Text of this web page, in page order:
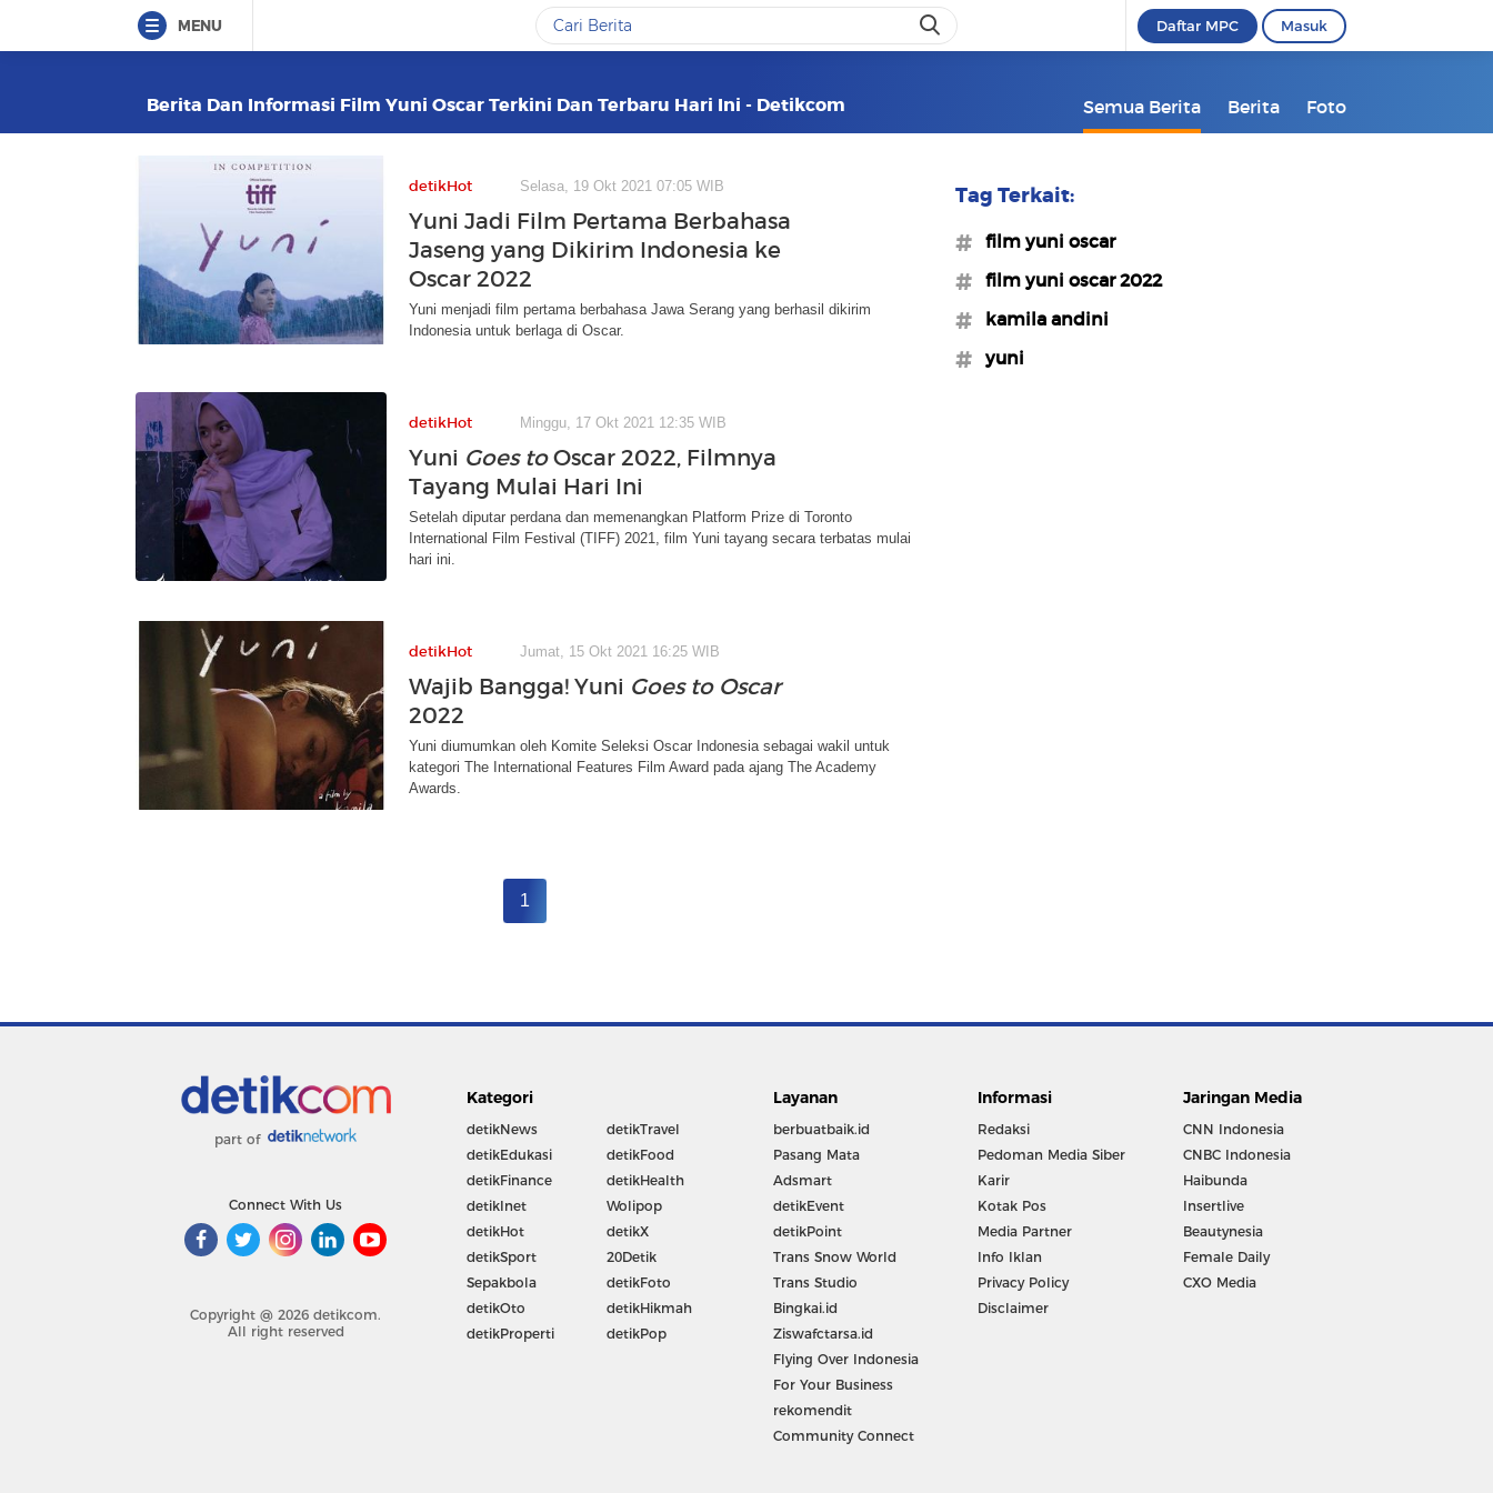
MENU Daftar MPC Masuk
Berita Dan Informasi Film Yuni Oscar Terkini Dan Terbaru Hari Ini - Detikcom Semua Berita Berita Foto
detikHot Selasa, 19 Okt 2021 07:05 WIB
Yuni Jadi Film Pertama Berbahasa
Jaseng yang Dikirim Indonesia ke
Oscar 2022
Yuni menjadi film pertama berbahasa Jawa Serang yang berhasil dikirim
Indonesia untuk berlaga di Oscar.
detikHot Minggu, 17 Okt 2021 12:35 WIB
Yuni Goes toOscar 2022, Filmnya
Tayang Mulai Hari Ini
Setelah diputar perdana dan memenangkan Platform Prize di Toronto
International Film Festival (TIFF) 2021, film Yuni tayang secara terbatas mulai
hari ini.
detikHot Jumat, 15 Okt 2021 16:25 WIB
Wajib Bangga! Yuni Goes to Oscar
2022
Yuni diumumkan oleh Komite Seleksi Oscar Indonesia sebagai wakil untuk
kategori The International Features Film Award pada ajang The Academy
Awards.
1
Tag Terkait:
#film yuni oscar
#film yuni oscar 2022
#kamila andini
#yuni
part of
Connect With Us
Copyright @ 2026 detikcom.
All right reserved
Kategori
detikNews
detikEdukasi
detikFinance
detikInet
detikHot
detikSport
Sepakbola
detikOto
detikProperti
detikTravel
detikFood
detikHealth
Wolipop
detikX
20Detik
detikFoto
detikHikmah
detikPop
Layanan
berbuatbaik.id
Pasang Mata
Adsmart
detikEvent
detikPoint
Trans Snow World
Trans Studio
Bingkai.id
Ziswafctarsa.id
Flying Over Indonesia
For Your Business
rekomendit
Community Connect
Informasi
Redaksi
Pedoman Media Siber
Karir
Kotak Pos
Media Partner
Info Iklan
Privacy Policy
Disclaimer
Jaringan Media
CNN Indonesia
CNBC Indonesia
Haibunda
Insertlive
Beautynesia
Female Daily
CXO Media